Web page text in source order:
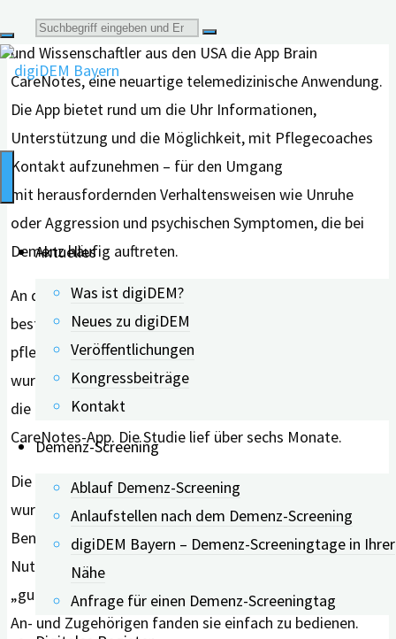
Suche
nach:
Aktuelles
Was ist digiDEM?
Neues zu digiDEM
Veröffentlichungen
Kongressbeiträge
Kontakt
Demenz-Screening
Ablauf Demenz-Screening
Anlaufstellen nach dem Demenz-Screening
digiDEM Bayern – Demenz-Screeningtage in Ihrer
Nähe
Anfrage für einen Demenz-Screeningtag
In einer Pilotstudie untersuchten Wissenschaftlerinnen
und Wissenschaftler aus den USA die App Brain
CareNotes, eine neuartige telemedizinische Anwendung.
Die App bietet rund um die Uhr Informationen,
Unterstützung und die Möglichkeit, mit Pflegecoaches
Kontakt aufzunehmen – für den Umgang
mit herausfordernden Verhaltensweisen wie Unruhe
oder Aggression und psychischen Symptomen, die bei
Demenz häufig auftreten.
An der Studie nahmen 53 sogenannte Dyaden –
bestehend aus einer Person mit Demenz und einer
pflegenden Bezugsperson – teil. Die Teilnehmenden
wurden in zwei Gruppen eingeteilt: Eine Gruppe erhielt
die übliche Versorgung, die andere erhielt die Brain
CareNotes-App. Die Studie lief über sechs Monate.
Die Ergebnisse zeigten, dass die App gut angenommen
wurde. Auf einer Skala von Null bis 100 lag die
Benutzerfreundlichkeit der App nach sechsmonatiger
Nutzung bei knapp über 72, was einer Bewertung von
„gut bis exzellent“ entspricht. Die meisten pflegenden
An- und Zugehörigen fanden sie einfach zu bedienen.